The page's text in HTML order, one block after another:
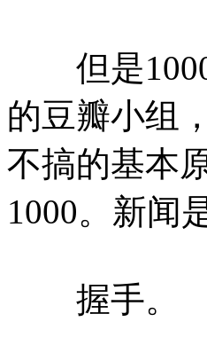
但是1000
的豆瓣小组
不搞的基本
1000。新闻
握手。